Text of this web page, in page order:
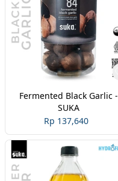
Fermented Black Garlic -
SUKA
Rp 137,640